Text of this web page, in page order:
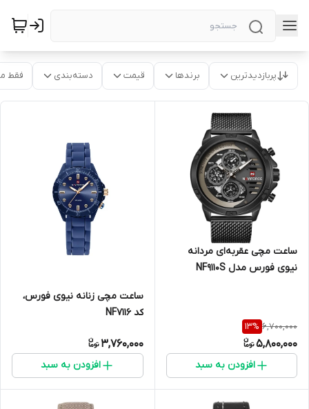
پربازدیدترین برندها قیمت دسته‌بندی فقط
ساعت مچی عقربه‌ای مردانه
نیوی فورس مدل NF9110S
6,700,000
13%
5,800,000
افزودن به سبد
ساعت مچی زنانه نیوی فورس،
کد NF7116
3,760,000
افزودن به سبد